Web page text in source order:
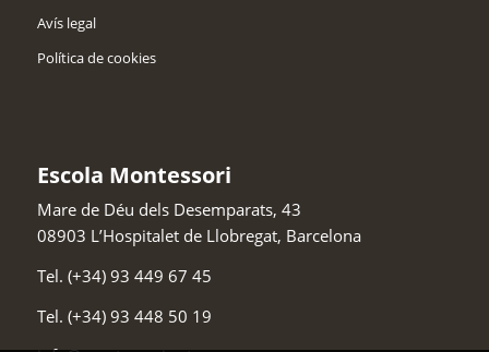
Avís legal
Política de cookies
Escola Montessori
Mare de Déu dels Desemparats, 43
08903 L’Hospitalet de Llobregat, Barcelona
Tel. (+34) 93 449 67 45
Tel. (+34) 93 448 50 19